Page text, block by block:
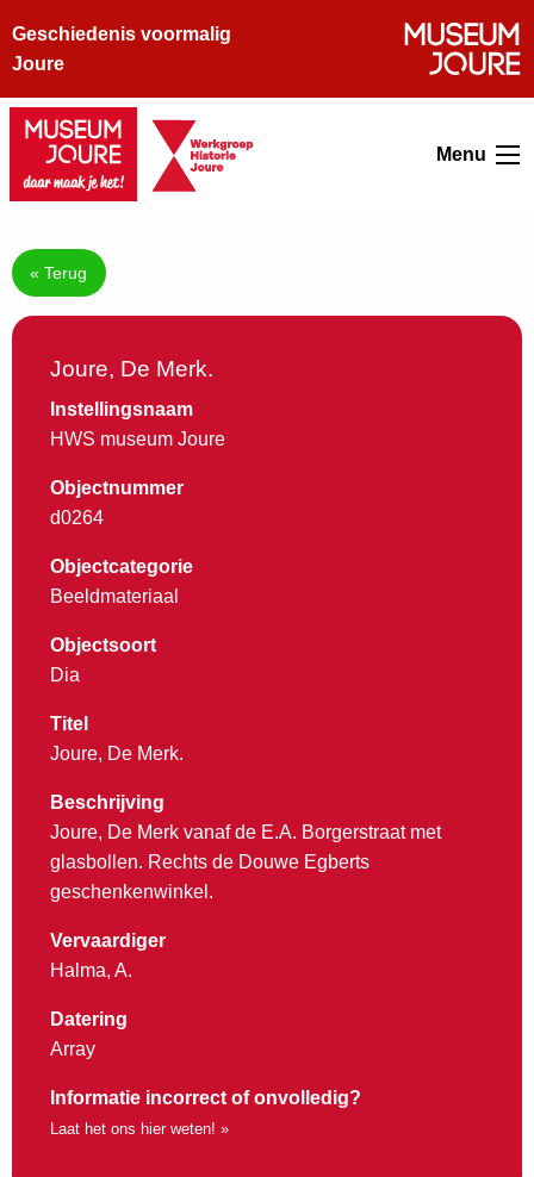
Geschiedenis voormalig
Joure
Menu
« Terug
Joure, De Merk.
Instellingsnaam
HWS museum Joure
Objectnummer
d0264
Objectcategorie
Beeldmateriaal
Objectsoort
Dia
Titel
Joure, De Merk.
Beschrijving
Joure, De Merk vanaf de E.A. Borgerstraat met
glasbollen. Rechts de Douwe Egberts
geschenkenwinkel.
Vervaardiger
Halma, A.
Datering
Array
Informatie incorrect of onvolledig?
Laat het ons hier weten! »